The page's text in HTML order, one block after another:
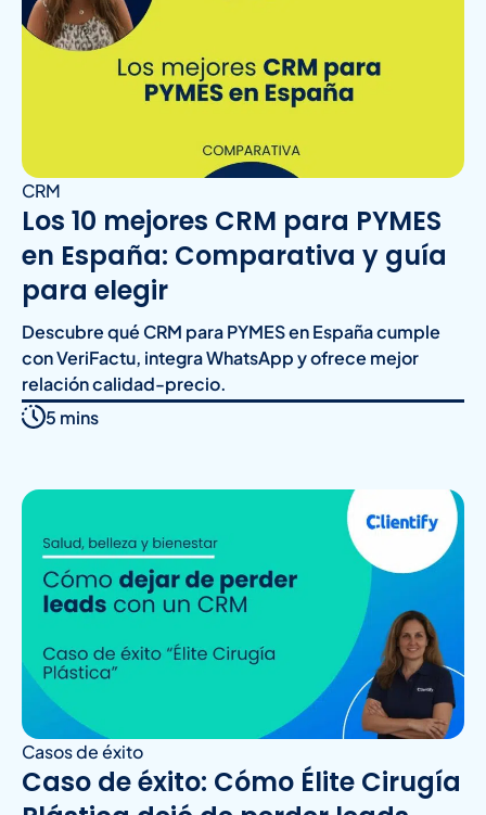
CRM
Los 10 mejores CRM para PYMES
en España: Comparativa y guía
para elegir
Descubre qué CRM para PYMES en España cumple
con VeriFactu, integra WhatsApp y ofrece mejor
relación calidad-precio.
5 mins
Casos de éxito
Caso de éxito: Cómo Élite Cirugía